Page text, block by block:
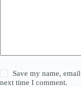
Save my name,
next time I comment.